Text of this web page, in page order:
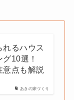
あきの家づくり
れるハウス
10選！
意点も解説